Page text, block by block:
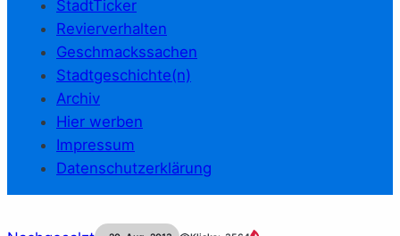
StadtTicker
Revierverhalten
Geschmackssachen
Stadtgeschichte(n)
Archiv
Hier werben
Impressum
Datenschutzerklärung